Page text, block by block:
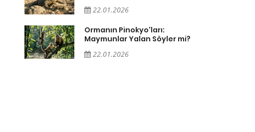
22.01.2026
Ormanın Pinokyo'ları:
Maymunlar Yalan Söyler mi?
22.01.2026